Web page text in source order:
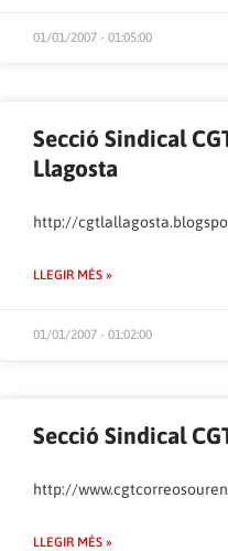
01/01/2007 - 01:05:00
Secció Sindical
Llagosta
http://
LLEGIR MÉS »
01/01/2007 - 01:02:00
Secció Sindical
http://
LLEGIR MÉS »